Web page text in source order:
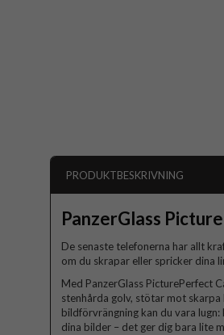
PRODUKTBESKRIVNING
PanzerGlass
De senaste telefonerna har allt
om du skrapar eller spricker dina
Med PanzerGlass PicturePerfect
stenhårda golv, stötar mot
bildförvrängning kan du vara
dina bilder – det ger dig bara lite